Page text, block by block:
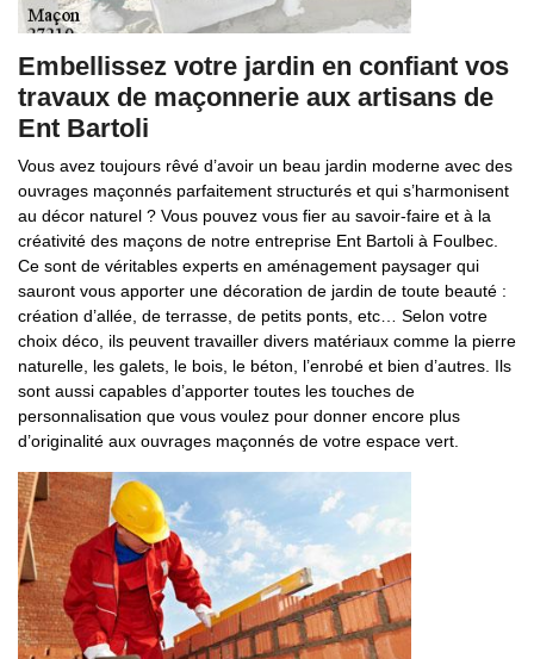
Embellissez votre jardin en confiant vos
travaux de maçonnerie aux artisans de
Ent Bartoli
Vous avez toujours rêvé d’avoir un beau jardin moderne avec des
ouvrages maçonnés parfaitement structurés et qui s’harmonisent
au décor naturel ? Vous pouvez vous fier au savoir-faire et à la
créativité des maçons de notre entreprise Ent Bartoli à Foulbec.
Ce sont de véritables experts en aménagement paysager qui
sauront vous apporter une décoration de jardin de toute beauté :
création d’allée, de terrasse, de petits ponts, etc… Selon votre
choix déco, ils peuvent travailler divers matériaux comme la pierre
naturelle, les galets, le bois, le béton, l’enrobé et bien d’autres. Ils
sont aussi capables d’apporter toutes les touches de
personnalisation que vous voulez pour donner encore plus
d’originalité aux ouvrages maçonnés de votre espace vert.